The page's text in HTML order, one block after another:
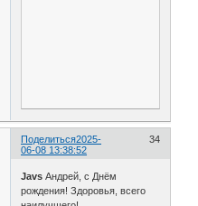
Поделиться 34
2025-
06-08 13:38:52
Javs Андрей, с Днём
рождения! Здоровья, всего